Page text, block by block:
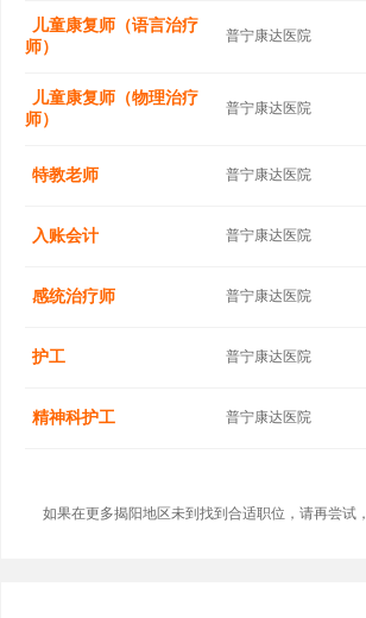
儿童康复师（语言治疗
师）
普宁康达医院
儿童康复师（物理治疗
师）
普宁康达医院
特教老师 普宁康达医院
入账会计 普宁康达医院
感统治疗师 普宁康达医院
护工 普宁康达医院
精神科护工 普宁康达医院
如果在更多揭阳地区未到找到合适职位，请再尝试，